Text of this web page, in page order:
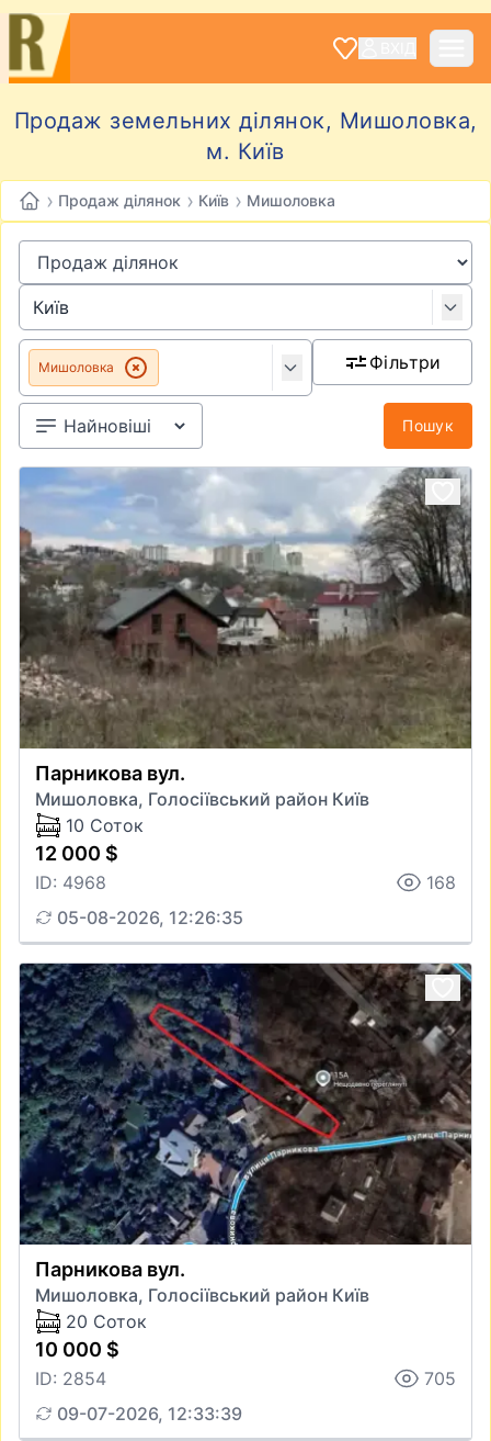
Продаж земельних ділянок, Мишоловка,
м. Київ
› Продаж ділянок › Київ › Мишоловка
Мишоловка Фільтри
Пошук
Парникова вул.
Мишоловка, Голосіївський район Київ
10 Соток
12 000 $
ID: 4968
168
05-08-2026, 12:26:35
Парникова вул.
Мишоловка, Голосіївський район Київ
20 Соток
10 000 $
ID: 2854
705
09-07-2026, 12:33:39